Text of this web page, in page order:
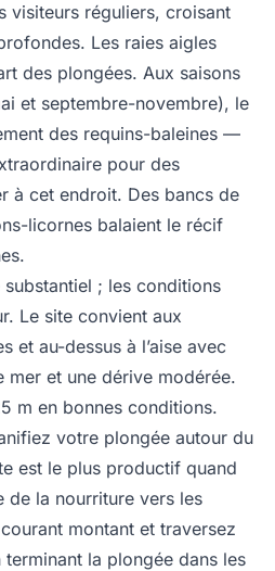
visiteurs réguliers, croisant
Les raies aigles
des plongées. Aux saisons
et septembre-novembre), le
des requins-baleines —
pour des
à cet endroit. Des bancs de
licornes balaient le récif
; les conditions
Le site convient aux
et au-dessus à l’aise avec
mer et une dérive modérée.
m en bonnes conditions.
votre plongée autour du
est le plus productif quand
de la nourriture vers les
montant et traversez
la plongée dans les